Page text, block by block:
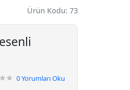
Ürün Kodu: 73
0Yorumları Oku